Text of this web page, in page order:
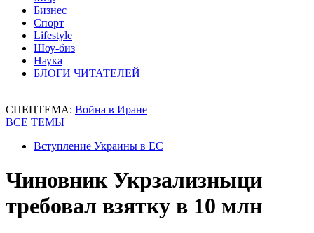
Бизнес
Спорт
Lifestyle
Шоу-биз
Наука
БЛОГИ ЧИТАТЕЛЕЙ
СПЕЦТЕМА: Война в Иране
ВСЕ ТЕМЫ
Вступление Украины в ЕС
Чиновник Укрзализныци
требовал взятку в 10 млн